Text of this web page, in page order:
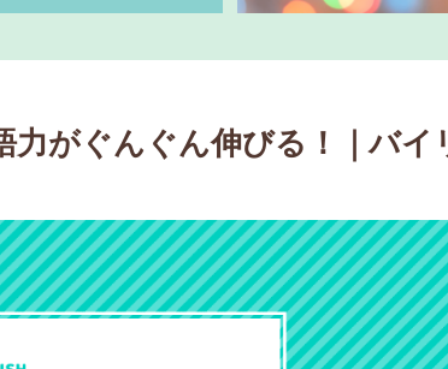
力がぐんぐん伸びる！｜バイ